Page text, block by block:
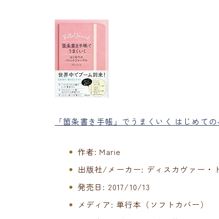
「箇条書き手帳」でうまくいく はじめて
作者: Marie
出版社/メーカー: ディスカヴァー・
発売日: 2017/10/13
メディア: 単行本（ソフトカバー）